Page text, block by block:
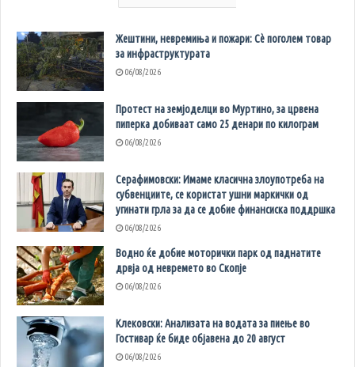
Жештини, невремиња и пожари: Сè поголем товар
за инфраструктурата
06/08/2026
Протест на земјоделци во Муртино, за црвена
пиперка добиваат само 25 денари по килограм
06/08/2026
Серафимовски: Имаме класична злоупотреба на
субвенциите, се користат ушни маркички од
угинати грла за да се добие финансиска поддршка
06/08/2026
Водно ќе добие моторички парк од паднатите
дрвја од невремето во Скопје
06/08/2026
Клековски: Анализата на водата за пиење во
Гостивар ќе биде објавена до 20 август
06/08/2026